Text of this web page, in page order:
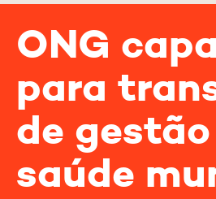
ONG
para
de
saúde